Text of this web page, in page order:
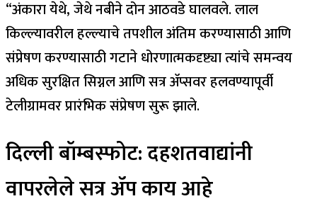
“अंकारा येथे, जेथे नबीने दोन आठवडे घालवले. लाल
किल्ल्यावरील हल्ल्याचे तपशील अंतिम करण्यासाठी आणि
संप्रेषण करण्यासाठी गटाने धोरणात्मकदृष्ट्या त्यांचे समन्वय
अधिक सुरक्षित सिग्नल आणि सत्र ॲप्सवर हलवण्यापूर्वी
टेलीग्रामवर प्रारंभिक संप्रेषण सुरू झाले.
दिल्ली बॉम्बस्फोट: दहशतवाद्यांनी
वापरलेले सत्र ॲप काय आहे